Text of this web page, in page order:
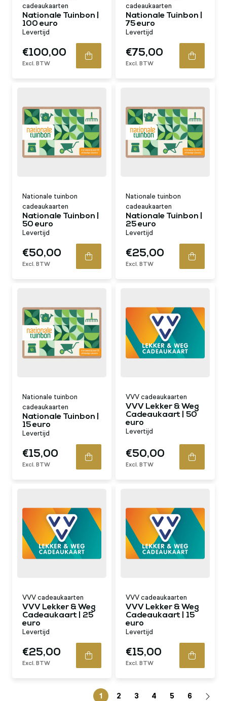
cadeaukaarten
Nationale Tuinbon |
100 euro
Levertijd
€100,00
Excl. BTW
cadeaukaarten
Nationale Tuinbon |
75 euro
Levertijd
€75,00
Excl. BTW
Nationale tuinbon
cadeaukaarten
Nationale Tuinbon |
50 euro
Levertijd
€50,00
Excl. BTW
Nationale tuinbon
cadeaukaarten
Nationale Tuinbon |
25 euro
Levertijd
€25,00
Excl. BTW
Nationale tuinbon
cadeaukaarten
Nationale Tuinbon |
15 euro
Levertijd
€15,00
Excl. BTW
VVV cadeaukaarten
VVV Lekker & Weg
Cadeaukaart | 50
euro
Levertijd
€50,00
Excl. BTW
VVV cadeaukaarten
VVV Lekker & Weg
Cadeaukaart | 25
euro
Levertijd
€25,00
Excl. BTW
VVV cadeaukaarten
VVV Lekker & Weg
Cadeaukaart | 15
euro
Levertijd
€15,00
Excl. BTW
1 2 3 4 5 6